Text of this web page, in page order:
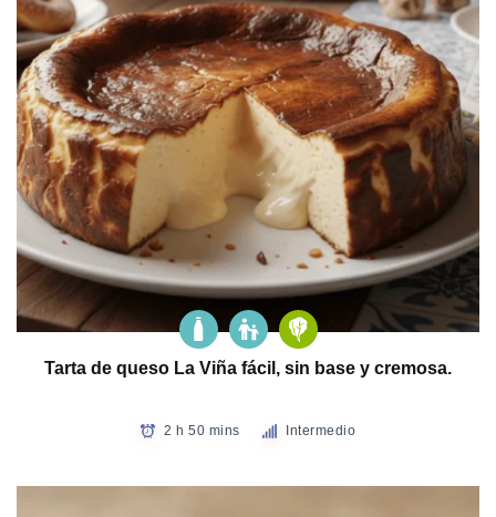
Tarta de queso La Viña fácil, sin base y cremosa.
2 h 50 mins Intermedio